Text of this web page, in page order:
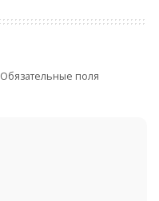
Обязательные поля